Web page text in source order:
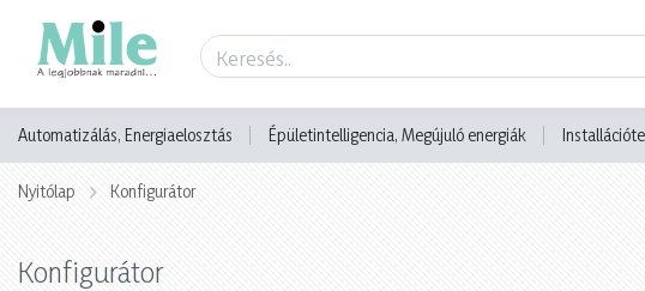
Automatizálás, Energiaelosztás Épületintelligencia, Megújuló energiák
Nyitólap Konfigurátor
Konfigurátor